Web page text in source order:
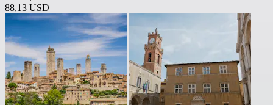
88,13 USD